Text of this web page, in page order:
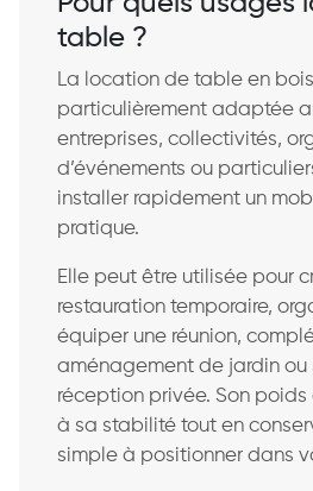
table ?
La location de table en bois
particulièrement adaptée
entreprises, collectivités,
d’événements ou
installer rapidement un
pratique.
Elle peut être utilisée pour
restauration temporaire,
équiper une réunion,
aménagement de jardin ou
réception privée. Son poids
à sa stabilité tout en
simple à positionner dans